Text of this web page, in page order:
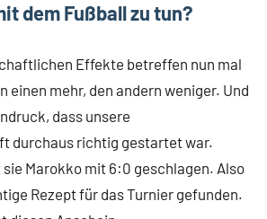
dem Fußball zu tun?
Effekte betreffen nun mal
einen mehr, den andern weniger. Und
dass unsere
durchaus richtig gestartet war.
Marokko mit 6:0 geschlagen. Also
Rezept für das Turnier gefunden.